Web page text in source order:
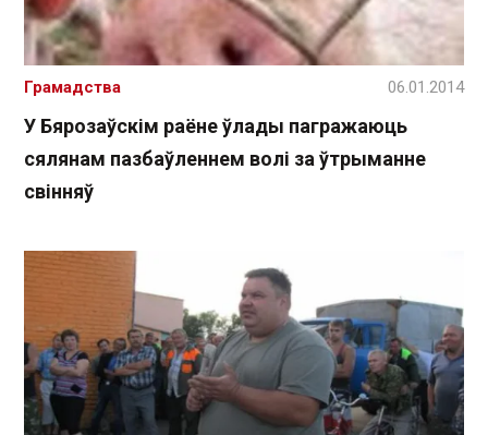
У Бярозаўскім раёне ўлады пагражаюць
сялянам пазбаўленнем волі за ўтрыманне
свінняў
Грамадства 06.01.2014